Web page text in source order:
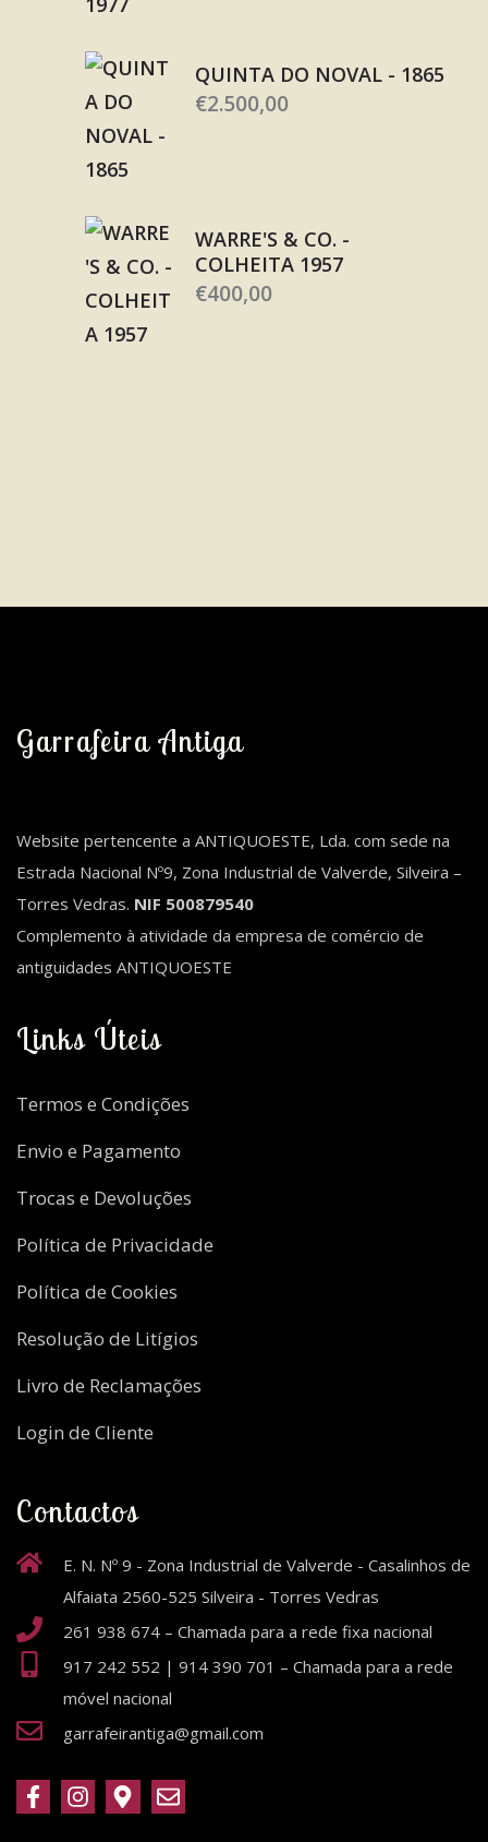
QUINTA DO NOVAL - 1865
€2.500,00
WARRE'S & CO. -
COLHEITA 1957
€400,00
Garrafeira Antiga
Website pertencente a ANTIQUOESTE, Lda. com sede na
Estrada Nacional Nº9, Zona Industrial de Valverde, Silveira –
Torres Vedras. NIF 500879540
Complemento à atividade da empresa de comércio de
antiguidades ANTIQUOESTE
Links Úteis
Termos e Condições
Envio e Pagamento
Trocas e Devoluções
Política de Privacidade
Política de Cookies
Resolução de Litígios
Livro de Reclamações
Login de Cliente
Contactos
E. N. Nº 9 - Zona Industrial de Valverde - Casalinhos de
Alfaiata 2560-525 Silveira - Torres Vedras
261 938 674 – Chamada para a rede fixa nacional
917 242 552 | 914 390 701 – Chamada para a rede
móvel nacional
garrafeirantiga@gmail.com